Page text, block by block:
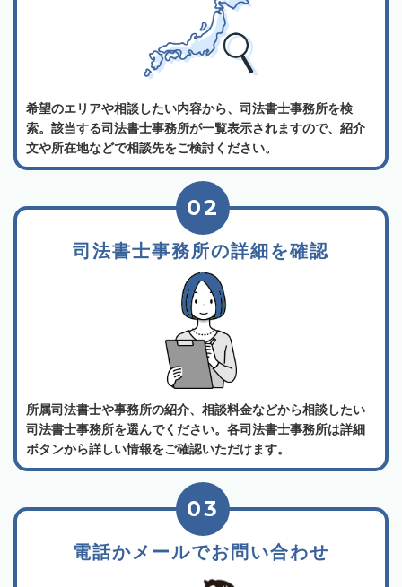
希望のエリアや相談したい内容から、司法書士事務所を検
索。該当する司法書士事務所が一覧表示されますので、紹介
文や所在地などで相談先をご検討ください。
司法書士事務所の詳細を確認
02
所属司法書士や事務所の紹介、相談料金などから相談したい
司法書士事務所を選んでください。各司法書士事務所は詳細
ボタンから詳しい情報をご確認いただけます。
電話かメールでお問い合わせ
03